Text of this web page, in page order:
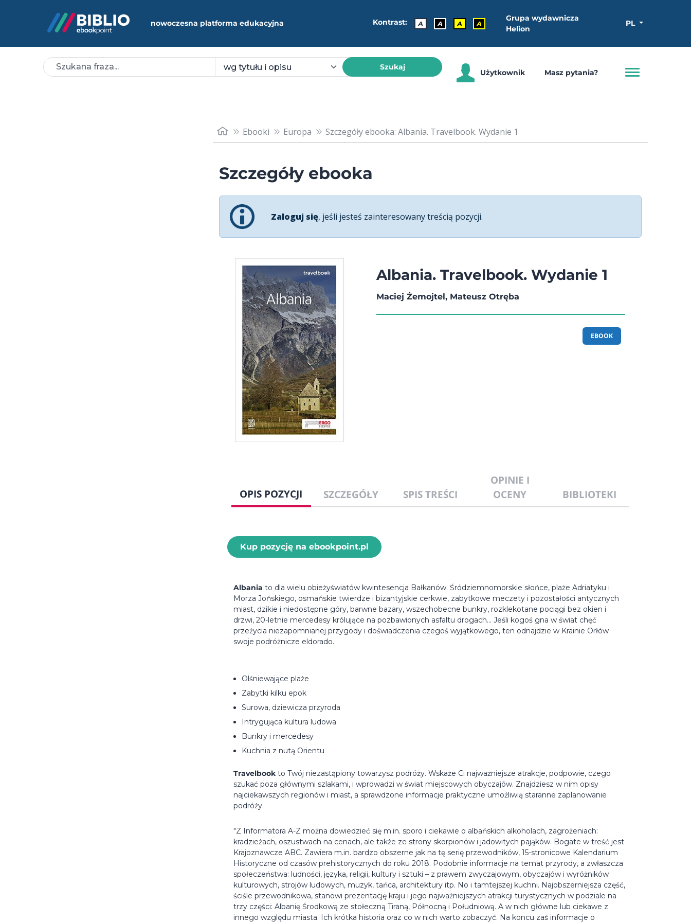
nowoczesna platforma edukacyjna Kontrast: A A A A
Grupa wydawnicza
Helion
PL
Szukaj
Użytkownik Masz pytania?
Ebooki Europa Szczegóły ebooka: Albania. Travelbook. Wydanie 1
Szczegóły ebooka
Zaloguj się, jeśli jesteś zainteresowany treścią pozycji.
Albania. Travelbook. Wydanie 1
Maciej Żemojtel, Mateusz Otręba
EBOOK
OPIS POZYCJI SZCZEGÓŁY SPIS TREŚCI
OPINIE I
OCENY
BIBLIOTEKI
Kup pozycję na ebookpoint.pl
Albania to dla wielu obieżyświatów kwintesencja Bałkanów. Śródziemnomorskie słońce, plaże Adriatyku i
Morza Jońskiego, osmańskie twierdze i bizantyjskie cerkwie, zabytkowe meczety i pozostałości antycznych
miast, dzikie i niedostępne góry, barwne bazary, wszechobecne bunkry, rozklekotane pociągi bez okien i
drzwi, 20-letnie mercedesy królujące na pozbawionych asfaltu drogach... Jeśli kogoś gna w świat chęć
przeżycia niezapomnianej przygody i doświadczenia czegoś wyjątkowego, ten odnajdzie w Krainie Orłów
swoje podróżnicze eldorado.
Olśniewające plaże
Zabytki kilku epok
Surowa, dziewicza przyroda
Intrygująca kultura ludowa
Bunkry i mercedesy
Kuchnia z nutą Orientu
Travelbook to Twój niezastąpiony towarzysz podróży. Wskaże Ci najważniejsze atrakcje, podpowie, czego
szukać poza głównymi szlakami, i wprowadzi w świat miejscowych obyczajów. Znajdziesz w nim opisy
najciekawszych regionów i miast, a sprawdzone informacje praktyczne umożliwią staranne zaplanowanie
podróży.
"Z Informatora A-Z można dowiedzieć się m.in. sporo i ciekawie o albańskich alkoholach, zagrożeniach:
kradzieżach, oszustwach na cenach, ale także ze strony skorpionów i jadowitych pająków. Bogate w treść jest
Krajoznawcze ABC. Zawiera m.in. bardzo obszerne jak na tę serię przewodników, 15-stronicowe Kalendarium
Historyczne od czasów prehistorycznych do roku 2018. Podobnie informacje na temat przyrody, a zwłaszcza
społeczeństwa: ludności, języka, religii, kultury i sztuki – z prawem zwyczajowym, obyczajów i wyróżników
kulturowych, strojów ludowych, muzyk, tańca, architektury itp. No i tamtejszej kuchni. Najobszerniejsza część,
ściśle przewodnikowa, stanowi prezentację kraju i jego najważniejszych atrakcji turystycznych w podziale na
trzy części: Albanię Środkową ze stołeczną Tiraną, Północną i Południową. A w nich główne lub ciekawe z
innego względu miasta. Ich krótka historia oraz co w nich warto zobaczyć. Na koncu zaś informacje o